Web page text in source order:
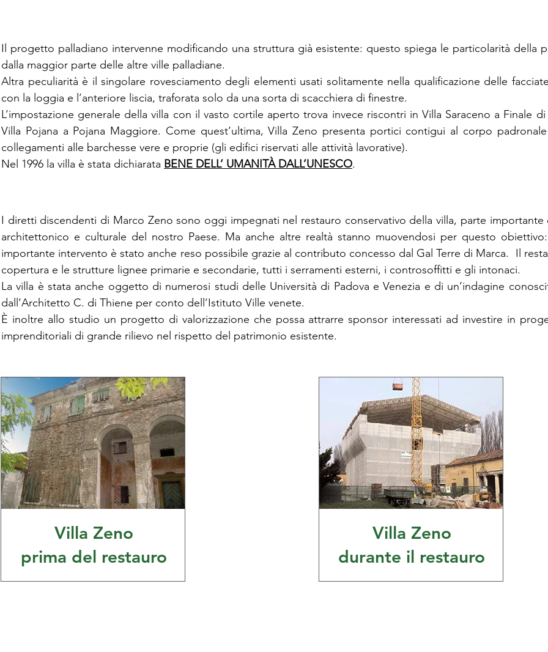
Il progetto palladiano intervenne modificando una struttura già esistente: questo spiega le particolarità della
dalla maggior parte delle altre ville palladiane.
Altra peculiarità è il singolare rovesciamento degli elementi usati solitamente nella qualificazione delle
con la loggia e l’anteriore liscia, traforata solo da una sorta di scacchiera di finestre.
L’impostazione generale della villa con il vasto cortile aperto trova invece riscontri in Villa Saraceno a Finale
Villa Pojana a Pojana Maggiore. Come quest’ultima, Villa Zeno presenta portici contigui al corpo
collegamenti alle barchesse vere e proprie (gli edifici riservati alle attività lavorative).
Nel 1996 la villa è stata dichiarata BENE DELL’ UMANITÀ DALL’UNESCO.
I diretti discendenti di Marco Zeno sono oggi impegnati nel restauro conservativo della villa, parte
architettonico e culturale del nostro Paese. Ma anche altre realtà stanno muovendosi per questo
importante intervento è stato anche reso possibile grazie al contributo concesso dal Gal Terre di Marca. Il
copertura e le strutture lignee primarie e secondarie, tutti i serramenti esterni, i controsoffitti e gli intonaci.
La villa è stata anche oggetto di numerosi studi delle Università di Padova e Venezia e di un’indagine
dall’Architetto C. di Thiene per conto dell’Istituto Ville venete.
È inoltre allo studio un progetto di valorizzazione che possa attrarre sponsor interessati ad investire in
imprenditoriali di grande rilievo nel rispetto del patrimonio esistente.
Villa Zeno
prima del restauro
Villa Zeno
durante il restauro